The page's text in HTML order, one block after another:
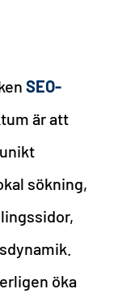
SEO-
är att
sökning,
öka